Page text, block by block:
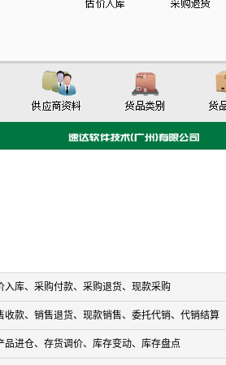
入库、采购付款、采购退货、现款采购
收款、销售退货、现款销售、委托代销、代销结算
品进仓、存货调价、库存变动、库存盘点